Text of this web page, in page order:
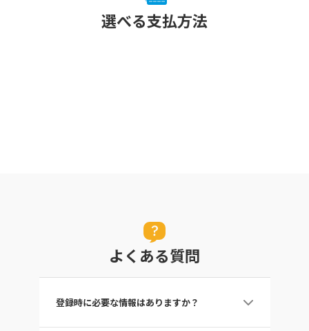
選べる支払方法
よくある質問
登録時に必要な情報はありますか？